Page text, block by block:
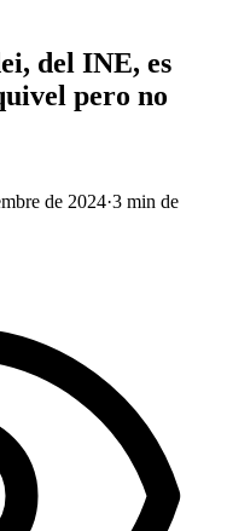
del INE, es
pero no
de 2024·3 min de